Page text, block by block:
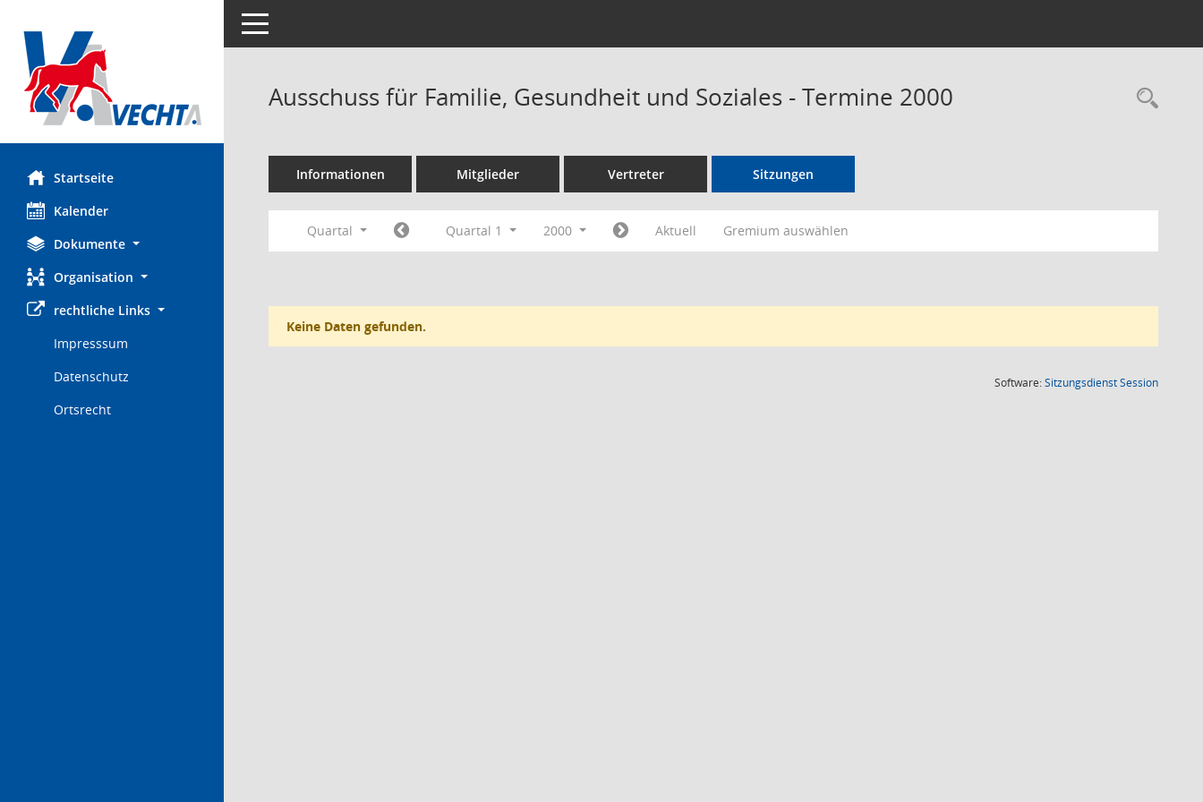
Startseite
Kalender
Dokumente
Organisation
rechtliche Links
Impresssum
Datenschutz
Ortsrecht
Toggle navigation
Ausschuss für Familie, Gesundheit und Soziales - Termine 2000
Informationen Mitglieder Vertreter Sitzungen
Quartal Quartal 1 2000 Aktuell Gremium auswählen
Keine Daten gefunden.
Software:SitzungsdienstSession(Wird in